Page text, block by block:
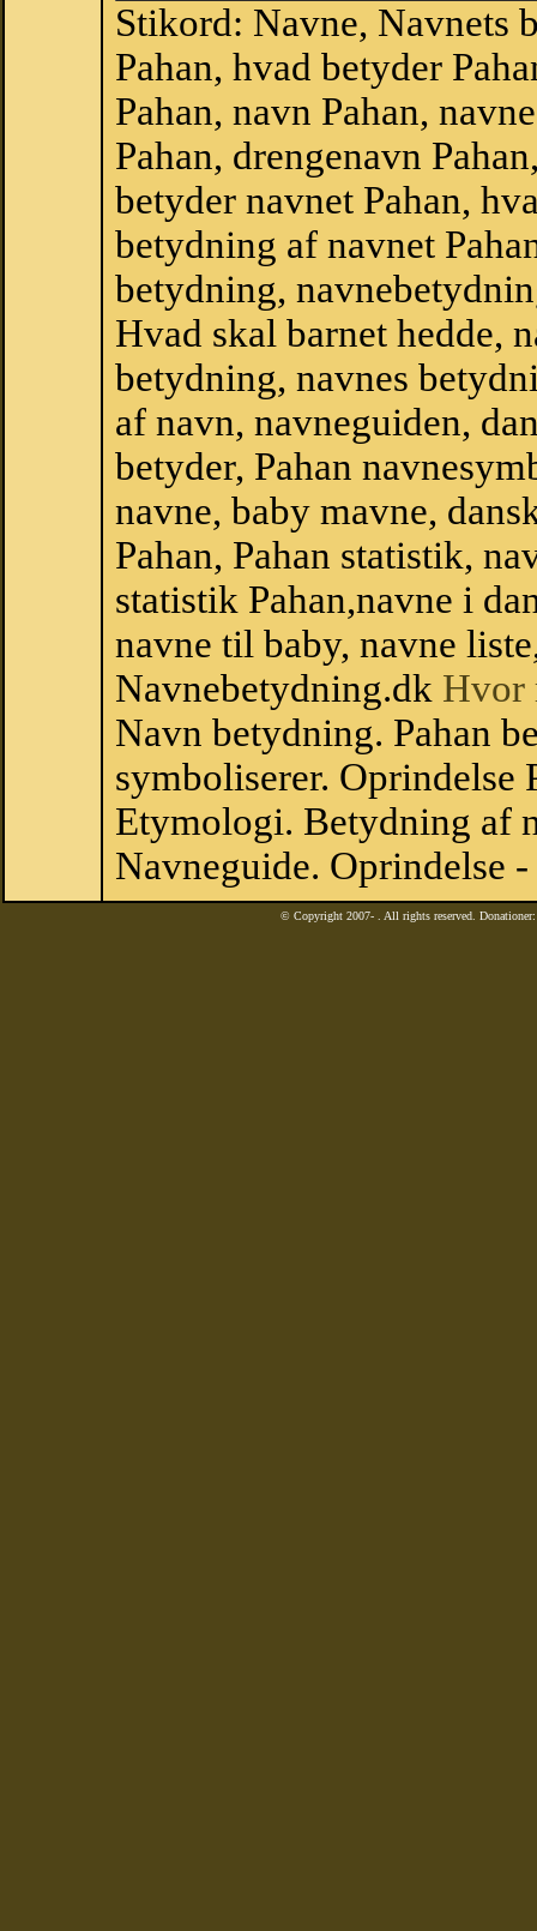
Stikord: Navne, Navnets
Pahan, hvad betyder
Pahan, navn Pahan,
Pahan, drengenavn
betyder navnet Pahan,
betydning af navnet
betydning,
Hvad skal barnet hedde,
betydning, navnes
af navn, navneguiden,
betyder, Pahan
navne, baby mavne,
Pahan, Pahan statistik,
statistik Pahan,navne i
navne til baby, navne
Navnebetydning.dk Hvor
Navn betydning. Pahan
symboliserer. Oprindelse
Etymologi. Betydning af
Navneguide. Oprindelse
© Copyright 2007- . All rights reserved.